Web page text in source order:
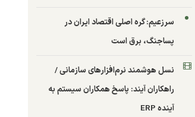
سرزعیم: گره اصلی اقتصاد ایران در
پساجنگ، برق است
نسل هوشمند نرم‌افزارهای سازمانی /
راهکاران آیند: پاسخ همکاران سیستم به
آینده ERP